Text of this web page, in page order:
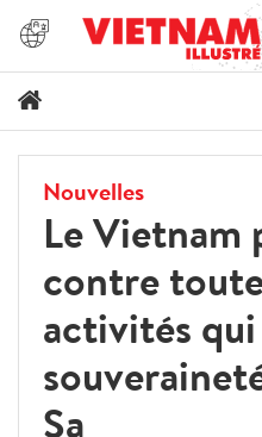
Nouvelles
Le Vietnam
contre
activités
Sa